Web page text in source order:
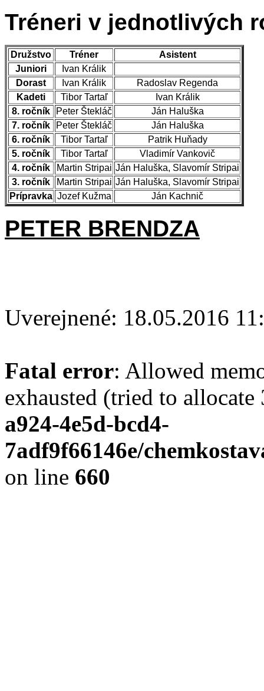
Tréneri v jednotlivých
Družstvo Tréner
Asistent
Juniori
Ivan Králik
Dorast
Ivan Králik
Radoslav Regenda
Kadeti
Tibor Tartaľ
Ivan Králik
8. ročník
Peter Štekláč
Ján Haluška
7. ročník
Peter Štekláč
Ján Haluška
6. ročník
Tibor Tartaľ
Patrik Huňady
5. ročník
Tibor Tartaľ
Vladimír Vankovič
4. ročník
Martin Stripai Ján Haluška, Slavomír Stripai
3. ročník
Martin Stripai Ján Haluška, Slavomír Stripai
Prípravka Jozef Kužma Ján Kachnič
PETER BRENDZA
Uverejnené: 18.05.2016
Fatal error: Allowed
exhausted (tried to
a924-4e5d-bcd4-
7adf9f66146e/
on line 660